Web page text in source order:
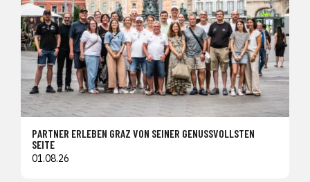
PARTNER ERLEBEN GRAZ VON SEINER GENUSSVOLLSTEN
SEITE
01.08.26